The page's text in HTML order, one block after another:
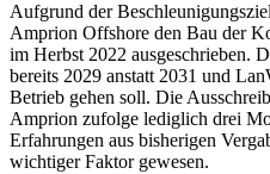
Aufgrund der
Amprion Offshore den Bau der
im Herbst 2022 ausgeschrieben.
bereits 2029 anstatt 2031 und
Betrieb gehen soll. Die
Amprion zufolge lediglich drei
Erfahrungen aus bisherigen
wichtiger Faktor gewesen.